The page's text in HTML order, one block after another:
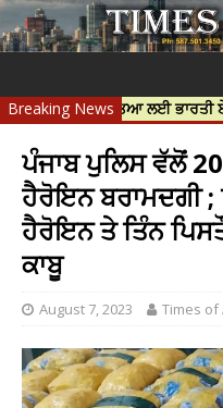
Breaking News
ਦੀ ਹੱਤਿਆ ਲਈ ਭਾਰਤੀ ਏਜੰਸੀਆਂ
ਪੰਜਾਬ ਪੁਲਿਸ ਵੱਲੋਂ
ਹੈਰੋਇਨ ਬਰਾਮਦਗੀ ;
ਹੈਰੋਇਨ ਤੇ ਤਿੰਨ
ਕਾਬੂ
August 7, 2023 Times of